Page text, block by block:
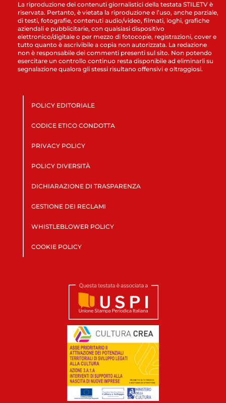
La riproduzione dei contenuti giornalistici della testata STILETV è
riservata. Pertanto, è vietata la riproduzione e l’uso, anche parziale,
di testi, fotografie, contenuti audio/video, filmati, loghi, grafiche
aziendali e pubblicitarie, con qualsiasi dispositivo
elettronico/digitale o per mezzo di fotocopie, registrazioni, cover e
tutto quanto è ascrivibile a copia non autorizzata. La redazione
non è responsabile dei commenti presenti sul sito. Non potendo
esercitare un controllo continuo resta disponibile ad eliminarli su
segnalazione qualora gli stessi risultano offensivi e oltraggiosi.
POLICY EDITORIALE
CODICE ETICO CONDOTTA
PRIVACY POLICY
POLICY DIVERSITÀ
DICHIARAZIONE DI TRASPARENZA
GESTIONE DEI RECLAMI
WHISTLEBLOWER POLICY
COOKIE POLICY